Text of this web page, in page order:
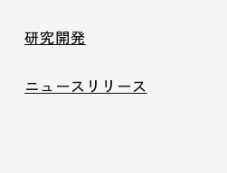
研究開発
ニュースリリース